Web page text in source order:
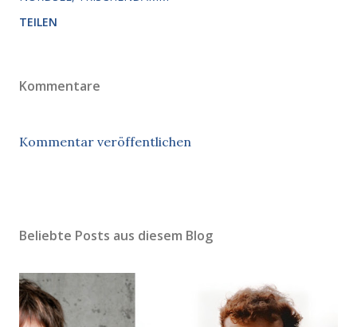
TEILEN
Kommentare
Kommentar veröffentlichen
Beliebte Posts aus diesem Blog